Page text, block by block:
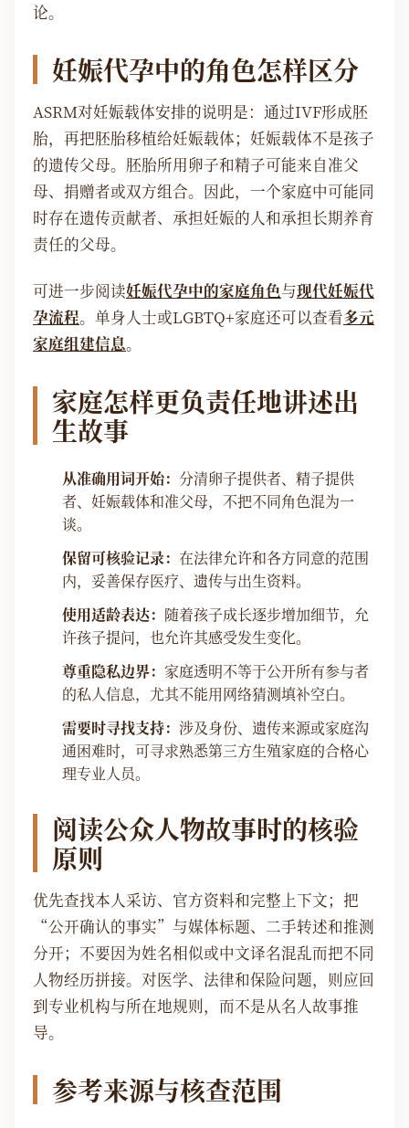
论。
妊娠代孕中的角色怎样区分
ASRM对妊娠载体安排的说明是：通过IVF形成胚
胎，再把胚胎移植给妊娠载体；妊娠载体不是孩子
的遗传父母。胚胎所用卵子和精子可能来自准父
母、捐赠者或双方组合。因此，一个家庭中可能同
时存在遗传贡献者、承担妊娠的人和承担长期养育
责任的父母。
可进一步阅读妊娠代孕中的家庭角色与现代妊娠代
孕流程。单身人士或LGBTQ+家庭还可以查看多元
家庭组建信息。
家庭怎样更负责任地讲述出
生故事
从准确用词开始： 分清卵子提供者、精子提供
者、妊娠载体和准父母，不把不同角色混为一
谈。
保留可核验记录： 在法律允许和各方同意的范围
内，妥善保存医疗、遗传与出生资料。
使用适龄表达： 随着孩子成长逐步增加细节，允
许孩子提问，也允许其感受发生变化。
尊重隐私边界： 家庭透明不等于公开所有参与者
的私人信息，尤其不能用网络猜测填补空白。
需要时寻找支持： 涉及身份、遗传来源或家庭沟
通困难时，可寻求熟悉第三方生殖家庭的合格心
理专业人员。
阅读公众人物故事时的核验
原则
优先查找本人采访、官方资料和完整上下文；把
“公开确认的事实”与媒体标题、二手转述和推测
分开；不要因为姓名相似或中文译名混乱而把不同
人物经历拼接。对医学、法律和保险问题，则应回
到专业机构与所在地规则，而不是从名人故事推
导。
参考来源与核查范围